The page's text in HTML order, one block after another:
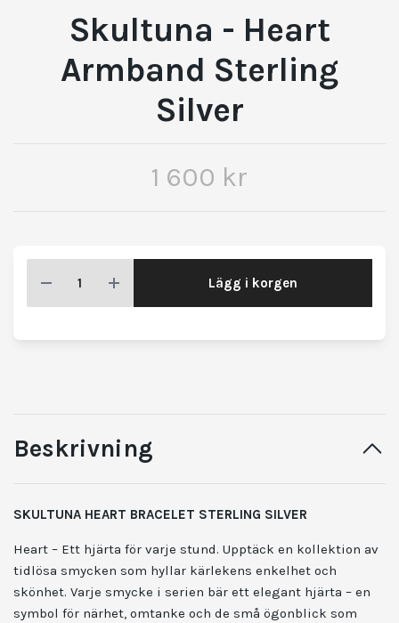
Skultuna - Heart
Armband Sterling
Silver
1 600 kr
Lägg i korgen
Beskrivning
SKULTUNA HEART BRACELET STERLING SILVER
Heart – Ett hjärta för varje stund. Upptäck en kollektion av
tidlösa smycken som hyllar kärlekens enkelhet och
skönhet. Varje smycke i serien bär ett elegant hjärta – en
symbol för närhet, omtanke och de små ögonblick som